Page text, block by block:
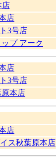
店
店
3号店
プ アーク
店
3号店
原本店
店
ス秋葉原本店